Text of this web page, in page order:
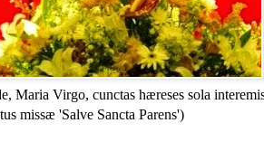
Maria Virgo, cunctas hæreses sola
missæ 'Salve Sancta Parens')